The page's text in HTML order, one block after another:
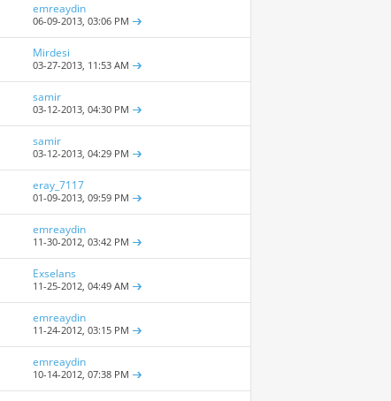
emreaydin
06-09-2013,03:06 PM
Mirdesi
03-27-2013, 11:53 AM
samir
03-12-2013,04:30 PM
samir
03-12-2013,04:29 PM
eray_7117
01-09-2013,09:59 PM
emreaydin
11-30-2012,03:42 PM
Exselans
11-25-2012,04:49 AM
emreaydin
11-24-2012,03:15 PM
emreaydin
10-14-2012,07:38 PM